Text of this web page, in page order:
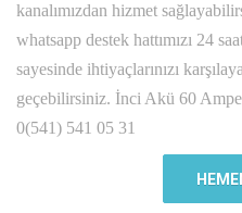
kanalımızdan hizmet
whatsapp destek hattımızı 24
sayesinde ihtiyaçlarınızı
geçebilirsiniz. İnci Akü 60
0(541) 541 05 31